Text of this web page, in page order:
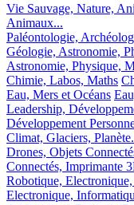
Vie Sauvage, Nature,
Animaux...
Paléontologie,
Géologie, Astronomie,
Astronomie, Physique,
Chimie, Labos, Maths
Eau, Mers et Océans
Leadership,
Développement
Climat, Glaciers,
Drones, Objets
Connectés, Imprimante
Robotique,
Electronique,